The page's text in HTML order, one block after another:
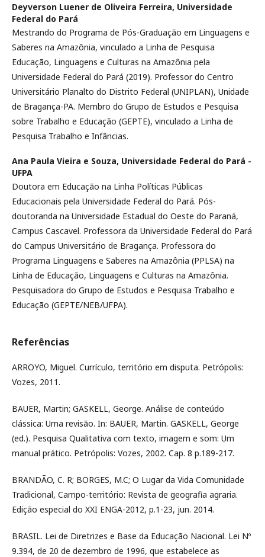
Deyverson Luener de Oliveira Ferreira, Universidade
Federal do Pará
Mestrando do Programa de Pós-Graduação em Linguagens e
Saberes na Amazônia, vinculado a Linha de Pesquisa
Educação, Linguagens e Culturas na Amazônia pela
Universidade Federal do Pará (2019). Professor do Centro
Universitário Planalto do Distrito Federal (UNIPLAN), Unidade
de Bragança-PA. Membro do Grupo de Estudos e Pesquisa
sobre Trabalho e Educação (GEPTE), vinculado a Linha de
Pesquisa Trabalho e Infâncias.
Ana Paula Vieira e Souza, Universidade Federal do Pará -
UFPA
Doutora em Educação na Linha Políticas Públicas
Educacionais pela Universidade Federal do Pará. Pós-
doutoranda na Universidade Estadual do Oeste do Paraná,
Campus Cascavel. Professora da Universidade Federal do Pará
do Campus Universitário de Bragança. Professora do
Programa Linguagens e Saberes na Amazônia (PPLSA) na
Linha de Educação, Linguagens e Culturas na Amazônia.
Pesquisadora do Grupo de Estudos e Pesquisa Trabalho e
Educação (GEPTE/NEB/UFPA).
Referências
ARROYO, Miguel. Currículo, território em disputa. Petrópolis:
Vozes, 2011.
BAUER, Martin; GASKELL, George. Análise de conteúdo
clássica: Uma revisão. In: BAUER, Martin. GASKELL, George
(ed.). Pesquisa Qualitativa com texto, imagem e som: Um
manual prático. Petrópolis: Vozes, 2002. Cap. 8 p.189-217.
BRANDÃO, C. R; BORGES, M.C; O Lugar da Vida Comunidade
Tradicional, Campo-território: Revista de geografia agraria.
Edição especial do XXI ENGA-2012, p.1-23, jun. 2014.
BRASIL. Lei de Diretrizes e Base da Educação Nacional. Lei Nº
9.394, de 20 de dezembro de 1996, que estabelece as